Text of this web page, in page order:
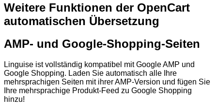
Weitere Funktionen der OpenCart
automatischen Übersetzung
AMP- und Google-Shopping-Seiten
Linguise ist vollständig kompatibel mit Google AMP und
Google Shopping. Laden Sie automatisch alle Ihre
mehrsprachigen Seiten mit ihrer AMP-Version und fügen Sie
Ihre mehrsprachige Produkt-Feed zu Google Shopping
hinzu!